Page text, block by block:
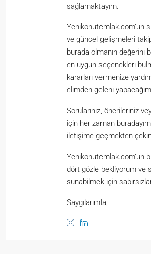
sağlamaktayım.
Yenikonutemlak.com’un
ve güncel gelişmeleri
burada olmanın değerini
en uygun seçenekleri
kararları vermenize
elimden geleni
Sorularınız, önerileriniz
için her zaman
iletişime geçmekten
Yenikonutemlak.com’un
dört gözle bekliyorum ve
sunabilmek için
Saygılarımla,